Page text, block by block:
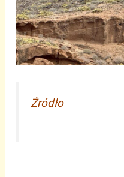
Źródło